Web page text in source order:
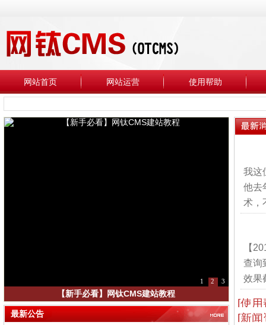
网站首页 网站运营 使用帮助
1 2 3
【新手必看】网钛CMS建站教程
最新公告
我这
他去
术，
【
查询
效果
[使
[新